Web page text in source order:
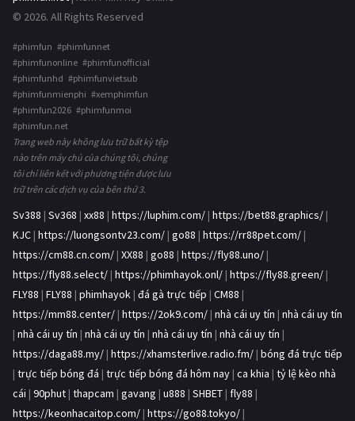
© 2026. All Rights Reserved
#phimfun #phimfunnet
#phimfunonline #phimfunofficial
#phimfunhd #phimfunvietsub
#phimfunmienphi #xemphimfun
#phimfun2026 #phimfunmoi
#phimfun.net
Trang web này không lưu trữ bất kỳ tệp
nào trên máy chủ của chúng tôi, chúng
tôi chỉ liên kết với phương tiện được lưu
trữ trên các dịch vụ của bên thứ 3.
Sv388 | Sv368 | xx88 | https://luphim.com/ | https://bet88.graphics/ |
KJC | https://luongsontv23.com/ | go88 | https://rr88pet.com/ |
https://cm88.cn.com/ | XX88 | go88 | https://fly88.uno/ |
https://fly88.select/ | https://phimhayok.onl/ | https://fly88.green/ |
FLY88 | FLY88 | phimhayok | đá gà trực tiếp | CM88 |
https://mm88.center/ | https://2ok9.com/ | nhà cái uy tín | nhà cái uy tín
| nhà cái uy tín | nhà cái uy tín | nhà cái uy tín | nhà cái uy tín |
https://daga88.my/ | https://xhamsterlive.radio.fm/ | bóng đá trực tiếp
| trực tiếp bóng đá | trực tiếp bóng đá hôm nay | ca khia | tỷ lệ kèo nhà
cái | 90phut | thapcam | gavang | u888 | SHBET | fly88 |
https://keonhacaitop.com/ | https://go88.tokyo/ |